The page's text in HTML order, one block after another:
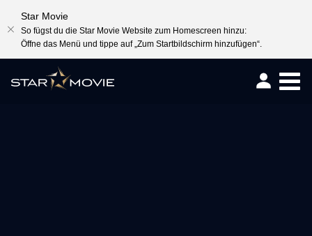
Star Movie
So fügst du die Star Movie Website zum Homescreen hinzu:
Öffne das Menü und tippe auf „Zum Startbildschirm hinzufügen“.